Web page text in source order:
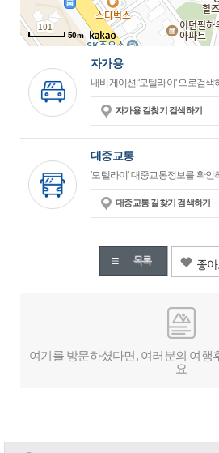
50m
자가용
내비게이션:'모텔라이' 으로검색
자가용 길찾기 검색하기
대중교통
'모텔라이' 대중교통정보를 확인
대중교통 길찾기 검색하기
좋
여기를 방문하셨다면, 여러분의 여행
요